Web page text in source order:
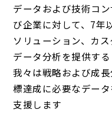
データおよび技術コ
び企業に対して、7年
ソリューション、カ
データ分析を提供する
我々は戦略および成
標達成に必要なデー
支援します